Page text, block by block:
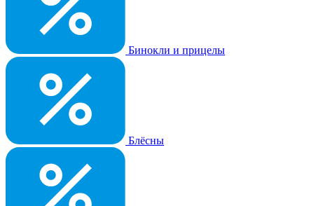
Бинокли и прицелы
Блёсны